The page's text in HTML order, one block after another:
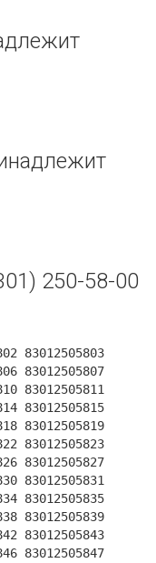
250-58-00
83012505803
83012505807
83012505811
83012505815
83012505819
83012505823
83012505827
83012505831
83012505835
83012505839
83012505843
83012505847